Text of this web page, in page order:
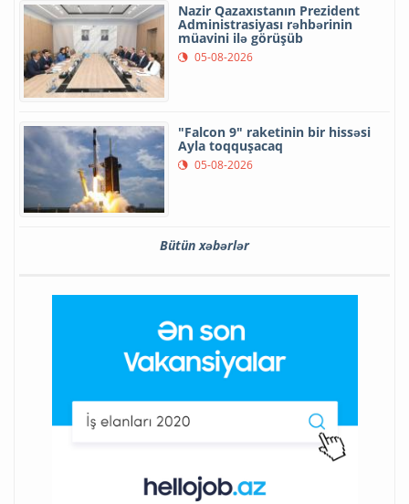
Nazir Qazaxıstanın Prezident
Administrasiyası rəhbərinin
müavini ilə görüşüb
05-08-2026
"Falcon 9" raketinin bir hissəsi
Ayla toqquşacaq
05-08-2026
Bütün xəbərlər